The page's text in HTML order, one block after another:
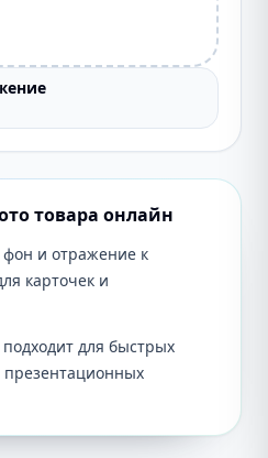
товара онлайн
фон и отражение к
карточек и
для быстрых
презентационных